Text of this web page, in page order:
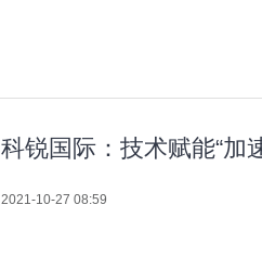
科锐国际：技术赋能“加
2021-10-27 08:59